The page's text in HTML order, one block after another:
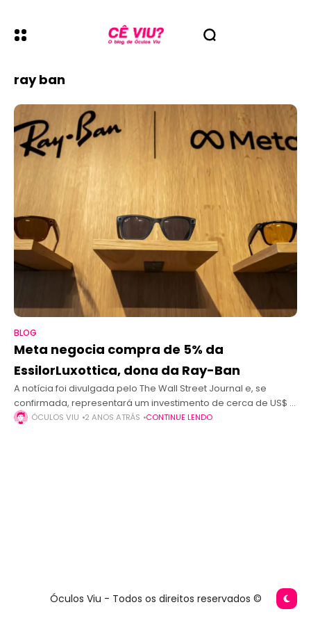
ray ban
BLOG
Meta negocia compra de 5% da
EssilorLuxottica, dona da Ray-Ban
A notícia foi divulgada pelo The Wall Street Journal e, se
confirmada, representará um investimento de cerca de US$ 5
bilhões por parte da Meta. A gigante da tecnologia Meta,
ÓCULOS VIU 2 ANOS ATRÁS CONTINUE LENDO
Óculos Viu - Todos os direitos reservados ©